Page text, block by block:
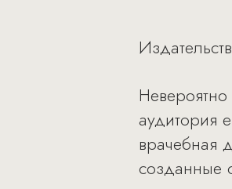
аудитория
врачебная
созданные